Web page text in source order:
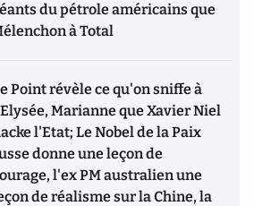
du pétrole américains que
à Total
Point révèle ce qu'on sniffe à
Marianne que Xavier Niel
l'Etat; Le Nobel de la Paix
donne une leçon de
l'ex PM australien une
de réalisme sur la Chine, la